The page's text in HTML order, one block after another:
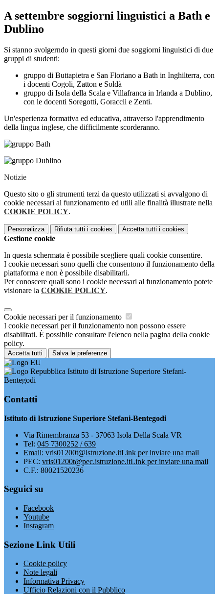
A settembre soggiorni linguistici a Bath e
Dublino
Si stanno svolgerndo in questi giorni due soggiorni linguistici di due
gruppi di studenti:
gruppo di Buttapietra e San Floriano a Bath in Inghilterra, con
i docenti Cogoli, Zatton e Soldà
gruppo di Isola della Scala e Villafranca in Irlanda a Dublino,
con le docenti Soregotti, Goraccii e Zenti.
Un'esperienza formativa ed educativa, attraverso l'apprendimento
della lingua inglese, che difficilmente scorderanno.
Notizie
Questo sito o gli strumenti terzi da questo utilizzati si avvalgono di
cookie necessari al funzionamento ed utili alle finalità illustrate nella
COOKIE POLICY.
Personalizza Rifiuta tutti i cookies Accetta tutti i cookies
Gestione cookie
In questa schermata è possibile scegliere quali cookie consentire.
I cookie necessari sono quelli che consentono il funzionamento della
piattaforma e non è possibile disabilitarli.
Per conoscere quali sono i cookie necessari al funzionamento potete
visionare la COOKIE POLICY.
Cookie necessari per il funzionamento
I cookie necessari per il funzionamento non possono essere
disabilitati. È possibile consultare l'elenco nella pagina della cookie
policy.
Accetta tutti Salva le preferenze
Istituto di Istruzione Superiore Stefani-
Bentegodi
Contatti
Istituto di Istruzione Superiore Stefani-Bentegodi
Via Rimembranza 53 - 37063 Isola Della Scala VR
Tel: 045 7300252 / 639
Email: vris01200t@istruzione.itLink per inviare una mail
PEC: vris01200t@pec.istruzione.itLink per inviare una mail
C.F.: 80021520236
Seguici su
Facebook
Youtube
Instagram
Sezione Link Utili
Cookie policy
Note legali
Informativa Privacy
Ufficio Relazioni con il Pubblico